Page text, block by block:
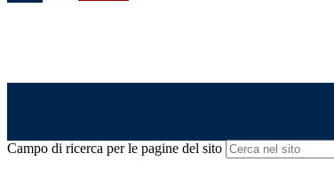
Campo di ricerca per le pagine del sito